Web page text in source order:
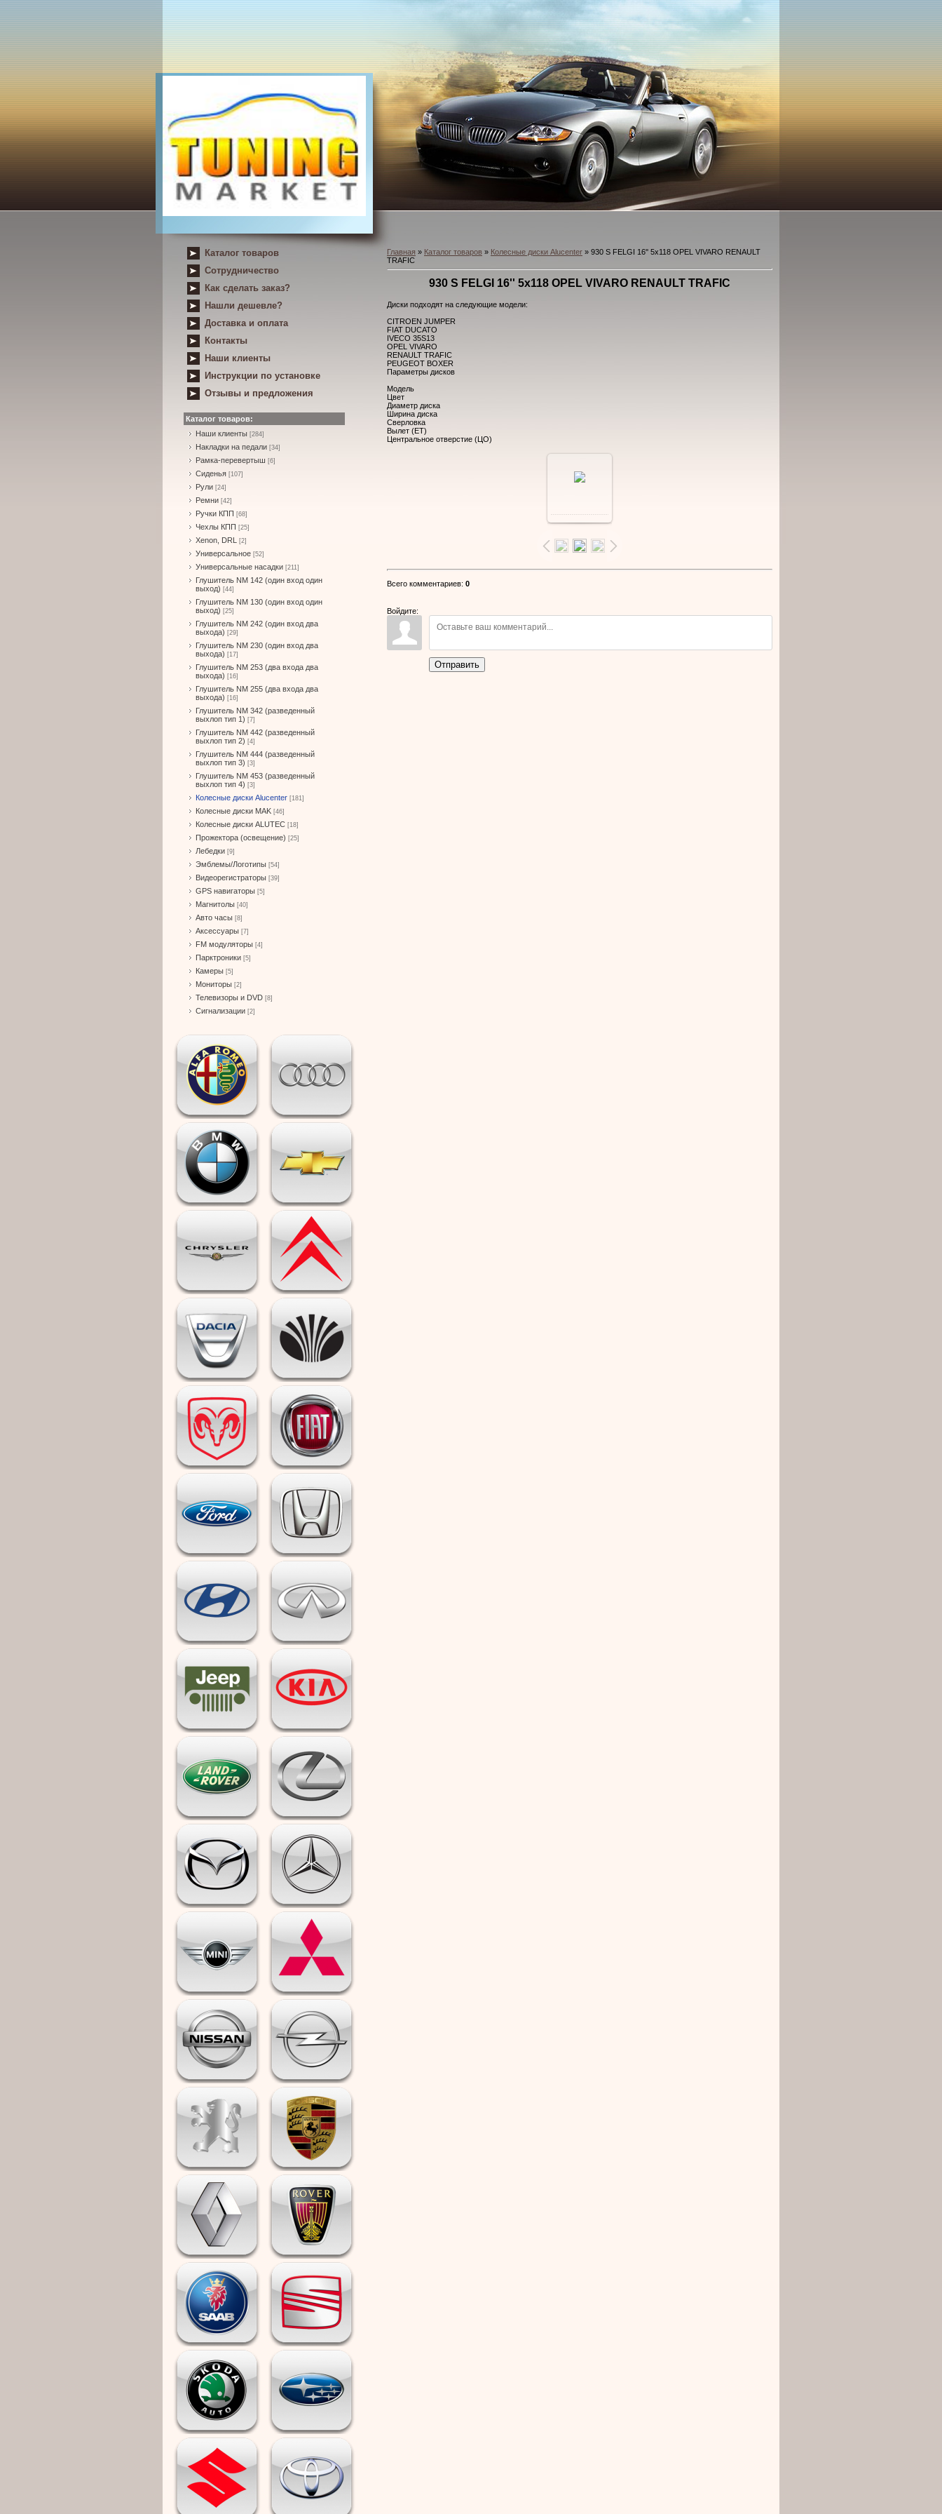
Каталог товаров
Сотрудничество
Как сделать заказ?
Нашли дешевле?
Доставка и оплата
Контакты
Наши клиенты
Инструкции по установке
Отзывы и предложения
Каталог товаров:
Наши клиенты [284]
Накладки на педали [34]
Рамка-перевертыш [6]
Сиденья [107]
Рули [24]
Ремни [42]
Ручки КПП [68]
Чехлы КПП [25]
Xenon, DRL [2]
Универсальное [52]
Универсальные насадки [211]
Глушитель NM 142 (один вход один
выход) [44]
Глушитель NM 130 (один вход один
выход) [25]
Глушитель NM 242 (один вход два
выхода) [29]
Глушитель NM 230 (один вход два
выхода) [17]
Глушитель NM 253 (два входа два
выхода) [16]
Глушитель NM 255 (два входа два
выхода) [16]
Глушитель NM 342 (разведенный
выхлоп тип 1) [7]
Глушитель NM 442 (разведенный
выхлоп тип 2) [4]
Глушитель NM 444 (разведенный
выхлоп тип 3) [3]
Глушитель NM 453 (разведенный
выхлоп тип 4) [3]
Колесные диски Alucenter [181]
Колесные диски MAK [46]
Колесные диски ALUTEC [18]
Прожектора (освещение) [25]
Лебедки [9]
Эмблемы/Логотипы [54]
Видеорегистраторы [39]
GPS навигаторы [5]
Магнитолы [40]
Авто часы [8]
Аксессуары [7]
FM модуляторы [4]
Парктроники [5]
Камеры [5]
Мониторы [2]
Телевизоры и DVD [8]
Сигнализации [2]
Главная » Каталог товаров » Колесные диски Alucenter » 930 S FELGI 16'' 5x118 OPEL VIVARO RENAULT
TRAFIC
930 S FELGI 16'' 5x118 OPEL VIVARO RENAULT TRAFIC
Диски подходят на следующие модели:
CITROEN JUMPER
FIAT DUCATO
IVECO 35S13
OPEL VIVARO
RENAULT TRAFIC
PEUGEOT BOXER
Параметры дисков
Модель
Цвет
Диаметр диска
Ширина диска
Сверловка
Вылет (ЕТ)
Центральное отверстие (ЦО)
размере
Всего комментариев: 0
Войдите:
Отправить